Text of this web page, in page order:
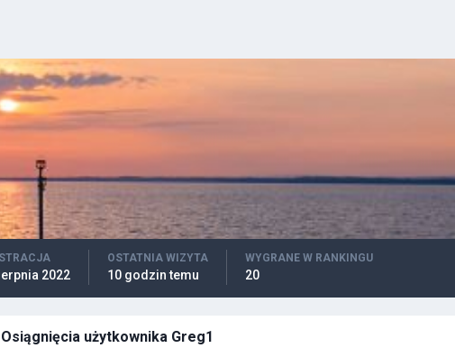
2022
OSTATNIA WIZYTA
10 godzin temu
WYGRANE W RANKINGU
20
Osiągnięcia użytkownika Greg1